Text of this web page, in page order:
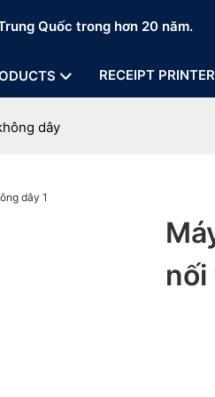
Quốc trong hơn 20 năm.
RECEIPT PRINTER
dây